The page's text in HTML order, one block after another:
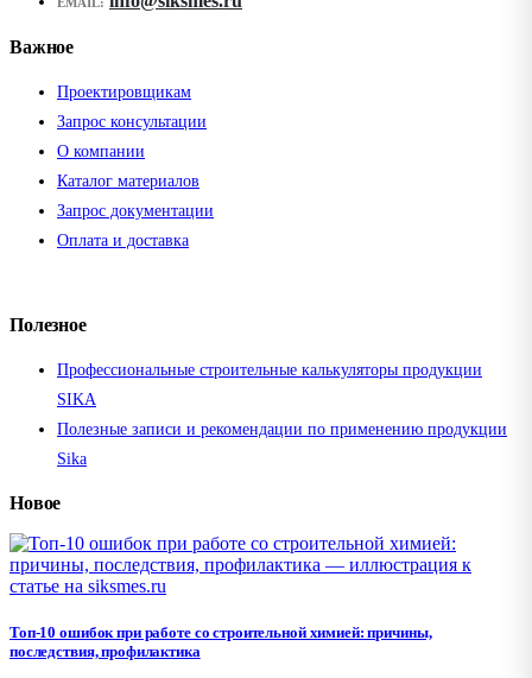
Важное
Проектировщикам
Запрос консультации
О компании
Каталог материалов
Запрос документации
Оплата и доставка
Полезное
Профессиональные строительные калькуляторы продукции
SIKA
Полезные записи и рекомендации по применению продукции
Sika
Новое
Топ-10 ошибок при работе со строительной химией: причины,
последствия, профилактика